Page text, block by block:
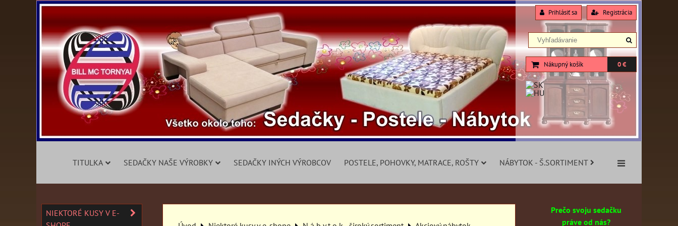
Prihlásiť sa Registrácia
Nákupný košík 0 €
TITULKA SEDAČKY NAŠE VÝROBKY SEDAČKY INÝCH VÝROBCOV POSTELE, POHOVKY, MATRACE, ROŠTY NÁBYTOK - Š.SORTIMENT
NIEKTORÉ KUSY V E-
Prečo svoju sedačku
práve od nás?